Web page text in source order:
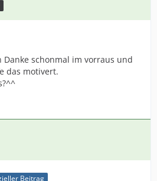
Danke schonmal im vorraus und
das motivert.
Beitrag